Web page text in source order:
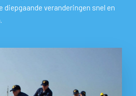
diepgaande veranderingen snel en